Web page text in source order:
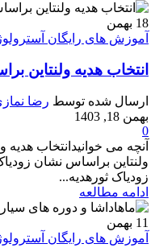
18 بهمن
آموزش های رایگان
انتخاب هدیه ولنتاین
ارسال شده توسط رضا
بهمن 18, 1403
0
آنچه می خوانیدانتخاب هدیه
ولنتاین براساس نشان
زودیاک ثورهدیه...
ادامه مطالعه
11 بهمن
آموزش های رایگان